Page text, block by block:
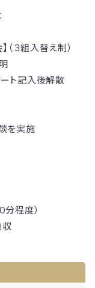
（３組入替え制）
ト記入後解散
を実施
分程度）
収